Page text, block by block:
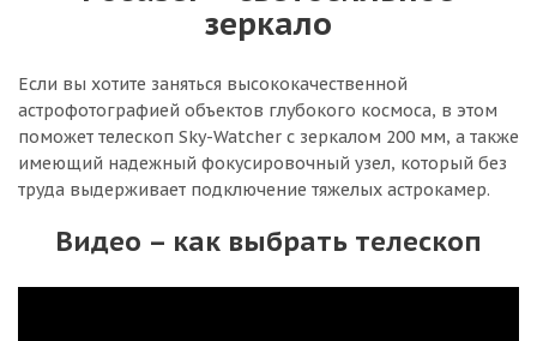
зеркало
Если вы хотите заняться высококачественной
астрофотографией объектов глубокого космоса, в этом
поможет телескоп Sky-Watcher с зеркалом 200 мм, а также
имеющий надежный фокусировочный узел, который без
труда выдерживает подключение тяжелых астрокамер.
Видео – как выбрать телескоп